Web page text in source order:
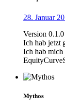
28. Januar
Version
Ich hab jetzt
Ich hab mich
Mythos